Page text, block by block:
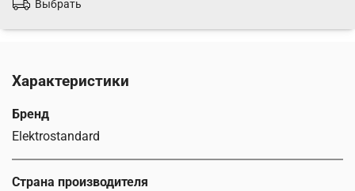
Выбрать
Характеристики
Бренд
Elektrostandard
Страна производителя